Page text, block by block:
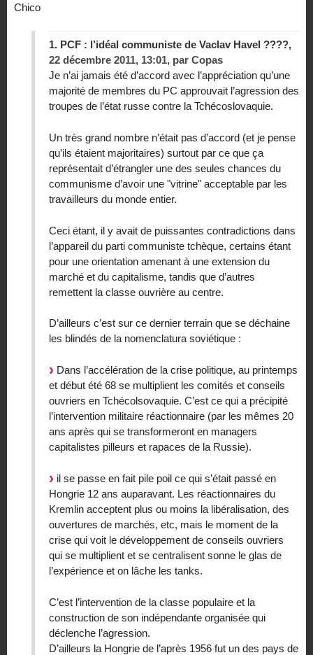
Chico
1. PCF : l’idéal communiste de Vaclav Havel ????,
22 décembre 2011, 13:01, par Copas
Je n’ai jamais été d’accord avec l’appréciation qu’une
majorité de membres du PC approuvait l’agression des
troupes de l’état russe contre la Tchécoslovaquie.
Un très grand nombre n’était pas d’accord (et je pense
qu’ils étaient majoritaires) surtout par ce que ça
représentait d’étrangler une des seules chances du
communisme d’avoir une "vitrine" acceptable par les
travailleurs du monde entier.
Ceci étant, il y avait de puissantes contradictions dans
l’appareil du parti communiste tchèque, certains étant
pour une orientation amenant à une extension du
marché et du capitalisme, tandis que d’autres
remettent la classe ouvrière au centre.
D’ailleurs c’est sur ce dernier terrain que se déchaine
les blindés de la nomenclatura soviétique :
Dans l’accélération de la crise politique, au printemps
et début été 68 se multiplient les comités et conseils
ouvriers en Tchécolsovaquie. C’est ce qui a précipité
l’intervention militaire réactionnaire (par les mêmes 20
ans après qui se transformeront en managers
capitalistes pilleurs et rapaces de la Russie).
il se passe en fait pile poil ce qui s’était passé en
Hongrie 12 ans auparavant. Les réactionnaires du
Kremlin acceptent plus ou moins la libéralisation, des
ouvertures de marchés, etc, mais le moment de la
crise qui voit le développement de conseils ouvriers
qui se multiplient et se centralisent sonne le glas de
l’expérience et on lâche les tanks.
C’est l’intervention de la classe populaire et la
construction de son indépendante organisée qui
déclenche l’agression.
D’ailleurs la Hongrie de l’après 1956 fut un des pays de